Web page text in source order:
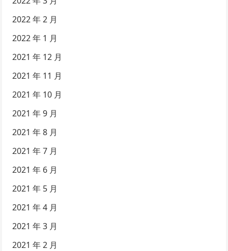
2022 年 2 月
2022 年 1 月
2021 年 12 月
2021 年 11 月
2021 年 10 月
2021 年 9 月
2021 年 8 月
2021 年 7 月
2021 年 6 月
2021 年 5 月
2021 年 4 月
2021 年 3 月
2021 年 2 月